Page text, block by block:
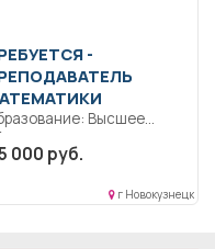
-
Высшее
—
000 руб.
г Новокузнецк